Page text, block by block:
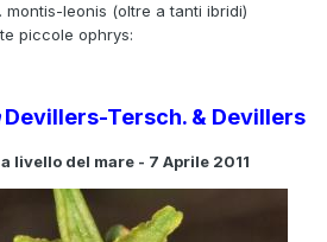
montis-leonis (oltre a tanti ibridi)
piccole ophrys:
Devillers-Tersch. & Devillers
livello del mare - 7 Aprile 2011